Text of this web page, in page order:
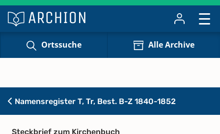
Ortssuche Alle Archive
Namensregister T, Tr, Best. B-Z 1840-1852
Steckbrief zum Kirchenbuch